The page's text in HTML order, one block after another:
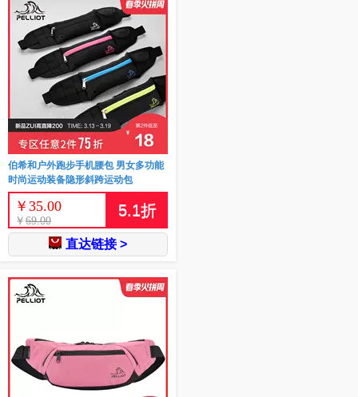
伯希和户外跑步手机腰包 男女多功能
时尚运动装备隐形斜跨运动包
￥ 35.00
￥ 69.00
5.1折
直达链接 >